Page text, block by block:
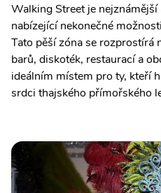
Walking Street je
nabízející nekonečné
Tato pěší zóna se rozprostírá
barů, diskoték, restaurací a
ideálním místem pro ty, kteří
srdci thajského přímořského